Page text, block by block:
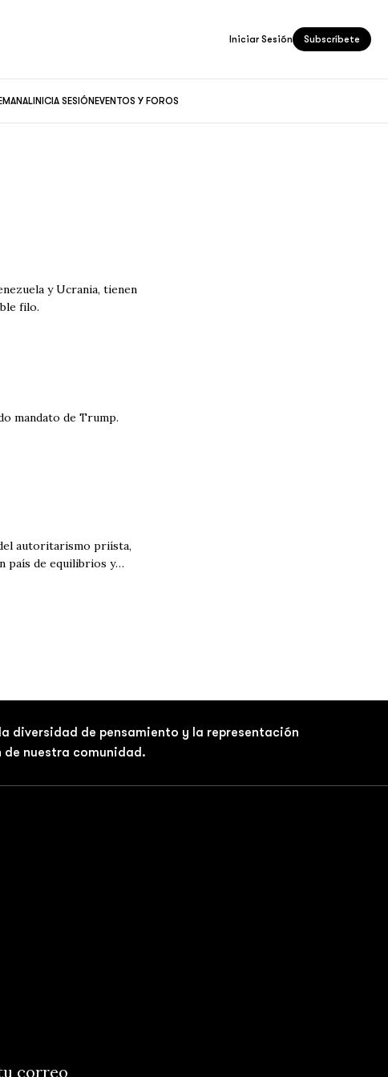
INICIA SESIÓNEVENTOS Y FOROS
Iniciar Sesión Subscríbete
doble filo.
mandato de Trump.
autoritarismo priísta,
país de equilibrios y
diversidad de pensamiento y la representación
nuestra comunidad.
correo